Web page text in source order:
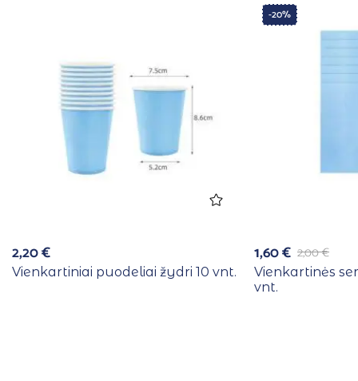
2,20€
Vienkartiniai puodeliai žydri 10 vnt.
-20%
2,00€
1,60€
Vienkartinės
vnt.